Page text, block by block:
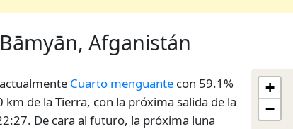
Afganistán
Cuarto menguante con 59.1%
de la Tierra, con la próxima salida de la
De cara al futuro, la próxima luna
+
−